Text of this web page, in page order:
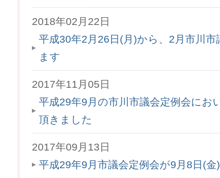
2018年02月22日
平成30年2月26日(月)から、2月市川
ます
2017年11月05日
平成29年9月の市川市議会定例会にお
頂きました
2017年09月13日
平成29年9月市議会定例会が9月8日(